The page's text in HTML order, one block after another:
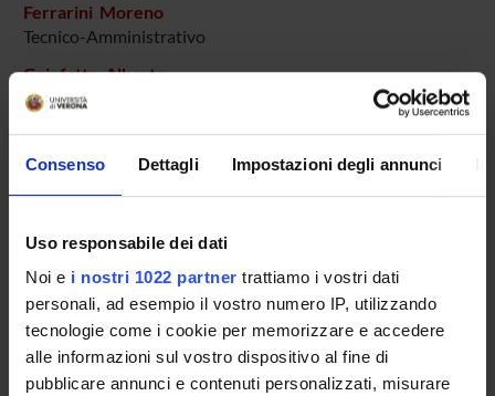
Consenso Dettagli Impostazioni degli annunci
Uso responsabile dei dati
Noi e i nostri 1022 partner trattiamo i vostri dati
personali, ad esempio il vostro numero IP, utilizzando
tecnologie come i cookie per memorizzare e accedere
alle informazioni sul vostro dispositivo al fine di
pubblicare annunci e contenuti personalizzati, misurare
Ferrarini Moreno
Tecnico-Amministrativo
Gajofatto Alberto
Professore associato
Gubbini Alessia
Specializzando
Gulli Giosuè
Specializzando
Licitra Barbara
Specializzando
Lovato Giorgio